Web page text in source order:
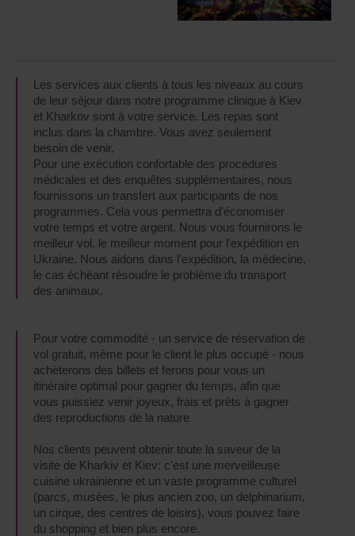
Les services aux clients à tous les niveaux au cours
de leur séjour dans notre programme clinique à Kiev
et Kharkov sont à votre service. Les repas sont
inclus dans la chambre. Vous avez seulement
besoin de venir.
Pour une exécution confortable des procédures
médicales et des enquêtes supplémentaires, nous
fournissons un transfert aux participants de nos
programmes. Cela vous permettra d'économiser
votre temps et votre argent. Nous vous fournirons le
meilleur vol, le meilleur moment pour l'expédition en
Ukraine. Nous aidons dans l'expédition, la médecine,
le cas échéant résoudre le problème du transport
des animaux.
Pour votre commodité - un service de réservation de
vol gratuit, même pour le client le plus occupé - nous
achèterons des billets et ferons pour vous un
itinéraire optimal pour gagner du temps, afin que
vous puissiez venir joyeux, frais et prêts à gagner
des reproductions de la nature
Nos clients peuvent obtenir toute la saveur de la
visite de Kharkiv et Kiev: c'est une merveilleuse
cuisine ukrainienne et un vaste programme culturel
(parcs, musées, le plus ancien zoo, un delphinarium,
un cirque, des centres de loisirs), vous pouvez faire
du shopping et bien plus encore.